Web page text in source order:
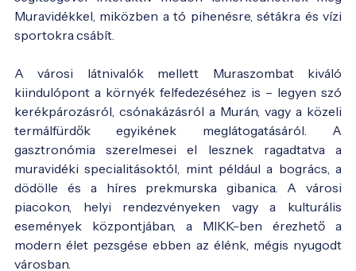
Muravidékkel, miközben a tó pihenésre, sétákra és vízi
sportokra csábít.
A városi látnivalók mellett Muraszombat kiváló
kiindulópont a környék felfedezéséhez is – legyen szó
kerékpározásról, csónakázásról a Murán, vagy a közeli
termálfürdők egyikének meglátogatásáról. A
gasztronómia szerelmesei el lesznek ragadtatva a
muravidéki specialitásoktól, mint például a bogrács, a
dödölle és a híres prekmurska gibanica. A városi
piacokon, helyi rendezvényeken vagy a kulturális
események központjában, a MIKK-ben érezhető a
modern élet pezsgése ebben az élénk, mégis nyugodt
városban.